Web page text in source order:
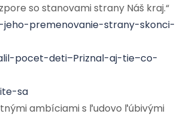
so stanovami strany Náš kraj.“
premenovanie-strany-skonci-
pocet-deti–Priznal-aj-tie–co-
sa
ambíciami s ľudovo ľúbivými